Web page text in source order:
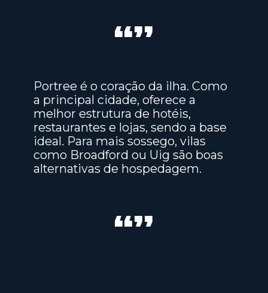
Portree é o coração da ilha. Como
a principal cidade, oferece a
melhor estrutura de hotéis,
restaurantes e lojas, sendo a base
ideal. Para mais sossego, vilas
como Broadford ou Uig são boas
alternativas de hospedagem.
“”
“”